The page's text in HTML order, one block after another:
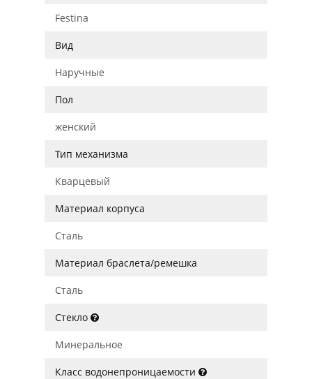
Festina
Вид
Наручные
Пол
женский
Тип механизма
Кварцевый
Материал корпуса
Сталь
Материал браслета/ремешка
Сталь
Стекло
Минеральное
Класс водонепроницаемости